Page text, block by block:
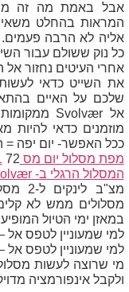
אבל באמת מה זה
המראות בהחלט
אליה לא הרבה
כל נוק ששולם עבור השייט
אחרי העיטים נחזור אל
את השייט כדאי
שלכם על האיים
אל Svolvær
מוזמנים כדאי להיות
ככל האפשר- יום יפה =
מפת מסלול יום מס 1 72 ק"מ
המסלול הרגלי ב-
מצ"ב לינקים ל-2 מסלולים רגליים באזור העיר
מסלולים ממש לא קלים
במאזן ימי הטיול
למי שמעוניין לטפס אל
למי שמעוניין לטפס אל
מי שרוצה לעשות
ולקבל אינפורמציה